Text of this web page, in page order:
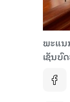
ພະແນ
ເຊັນບົ